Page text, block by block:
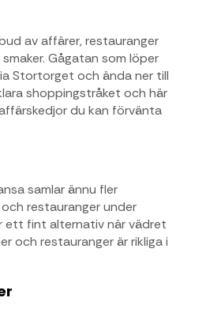
av affärer, restauranger
Gågatan som löper
Stortorget och ända ner till
shoppingstråket och här
du kan förvänta
samlar ännu fler
restauranger under
ett fint alternativ när vädret
och restauranger är rikliga i